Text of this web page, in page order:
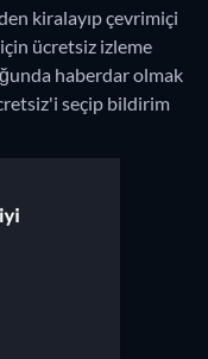
kiralayıp çevrimiçi
ücretsiz izleme
haberdar olmak
seçip bildirim